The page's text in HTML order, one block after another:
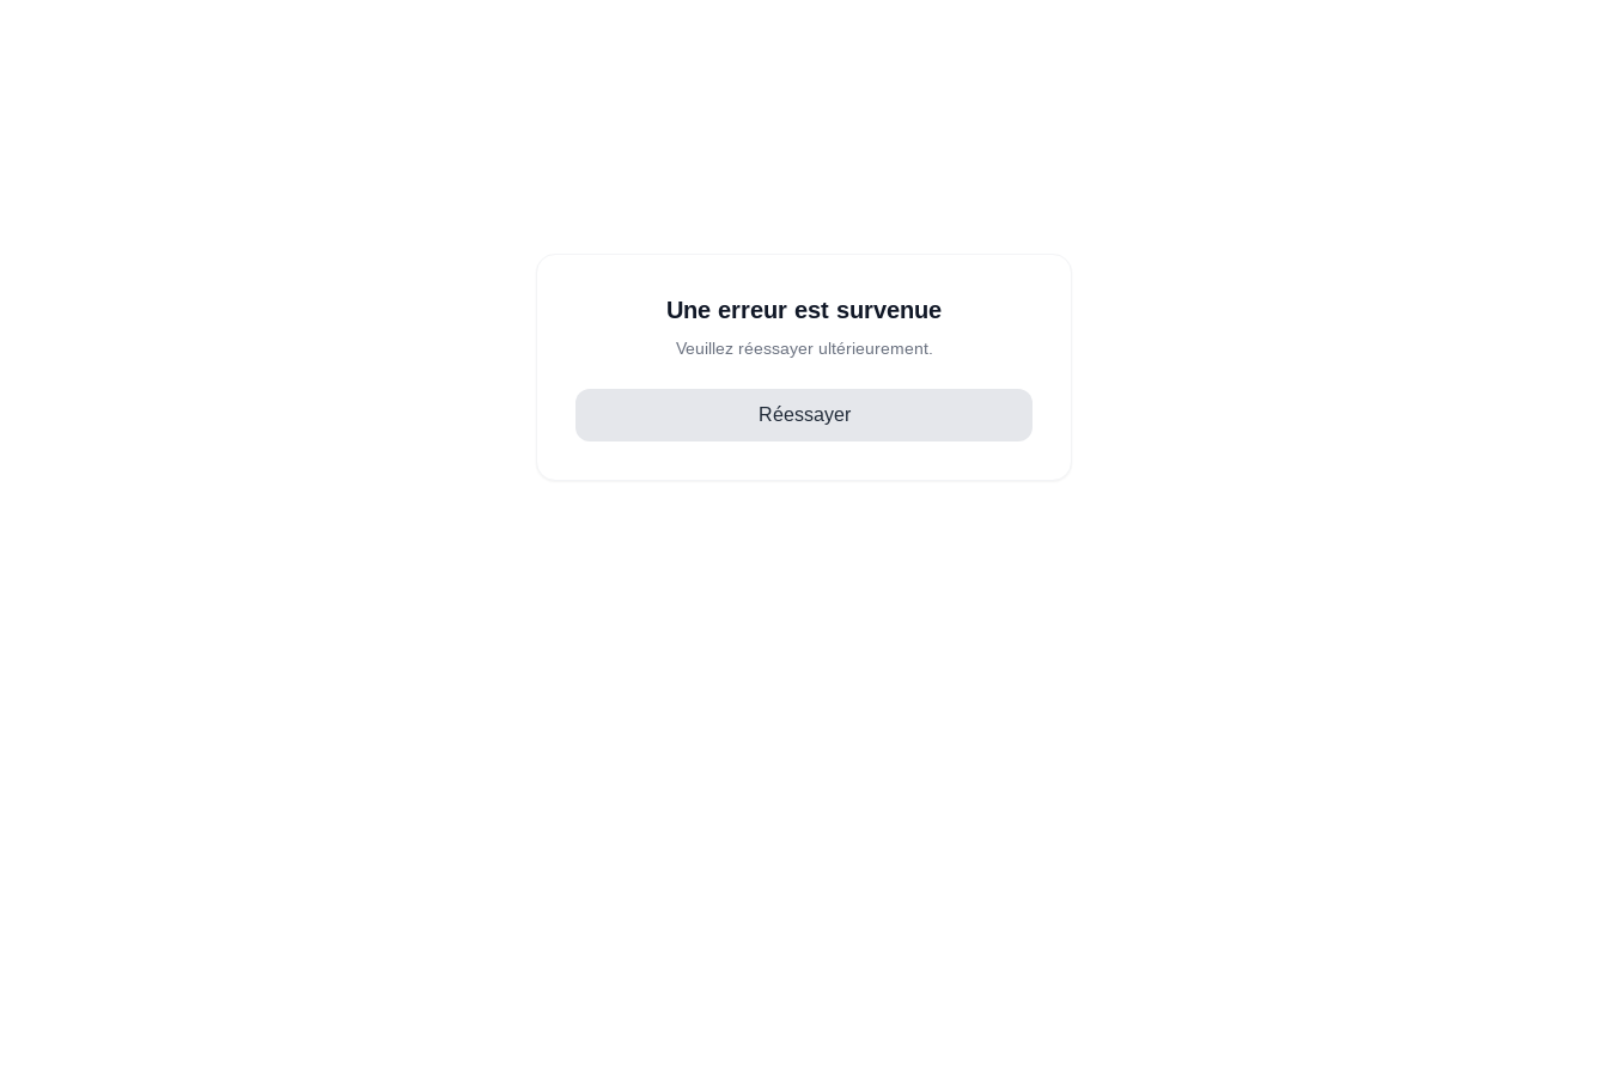
Une erreur est survenue
Veuillez réessayer ultérieurement.
Réessayer